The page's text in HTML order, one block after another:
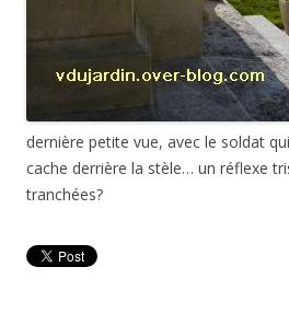
dernière petite vue, avec le soldat
cache derrière la stèle… un réflexe
tranchées?